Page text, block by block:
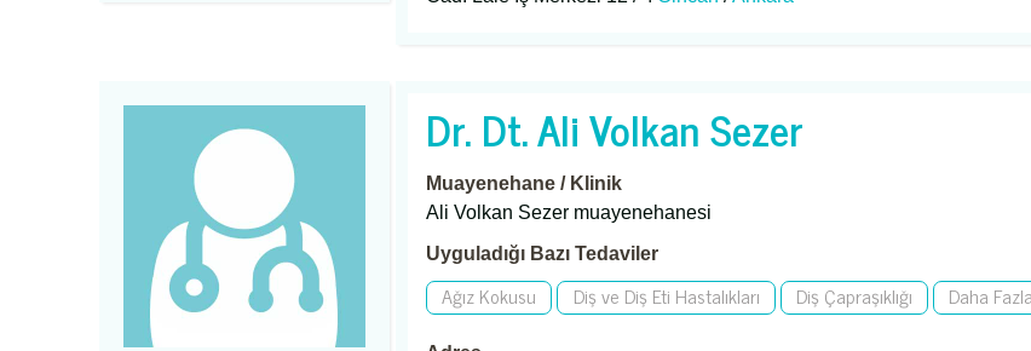
Dr. Dt. Ali Volkan Sezer
Muayenehane / Klinik
Ali Volkan Sezer muayenehanesi
Uyguladığı Bazı Tedaviler
Ağız Kokusu Diş ve Diş Eti Hastalıkları Diş Çapraşıklığı Daha Fazla